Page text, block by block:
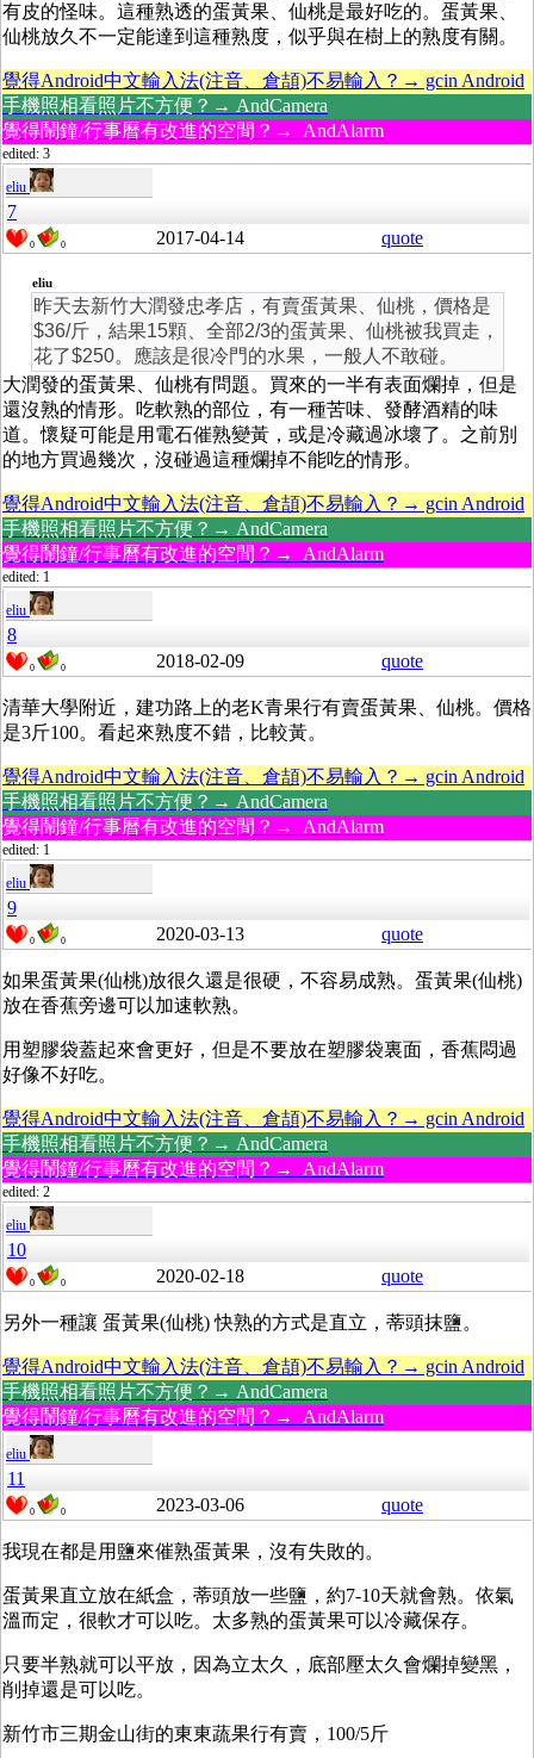
有皮的怪味。這種熟透的蛋黃果、仙桃是最好吃的。蛋黃果、
仙桃放久不一定能達到這種熟度，似乎與在樹上的熟度有關。
覺得Android中文輸入法(注音、倉頡)不易輸入？→ gcin Android
手機照相看照片不方便？→ AndCamera
覺得鬧鐘/行事曆有改進的空間？→ AndAlarm
edited: 3
eliu
7
0 0 2017-04-14 quote
eliu
昨天去新竹大潤發忠孝店，有賣蛋黃果、仙桃，價格是
$36/斤，結果15顆、全部2/3的蛋黃果、仙桃被我買走，
花了$250。應該是很冷門的水果，一般人不敢碰。
大潤發的蛋黃果、仙桃有問題。買來的一半有表面爛掉，但是
還沒熟的情形。吃軟熟的部位，有一種苦味、發酵酒精的味
道。懷疑可能是用電石催熟變黃，或是冷藏過冰壞了。之前別
的地方買過幾次，沒碰過這種爛掉不能吃的情形。
覺得Android中文輸入法(注音、倉頡)不易輸入？→ gcin Android
手機照相看照片不方便？→ AndCamera
覺得鬧鐘/行事曆有改進的空間？→ AndAlarm
edited: 1
eliu
8
0 0 2018-02-09 quote
清華大學附近，建功路上的老K青果行有賣蛋黃果、仙桃。價格
是3斤100。看起來熟度不錯，比較黃。
覺得Android中文輸入法(注音、倉頡)不易輸入？→ gcin Android
手機照相看照片不方便？→ AndCamera
覺得鬧鐘/行事曆有改進的空間？→ AndAlarm
edited: 1
eliu
9
0 0 2020-03-13 quote
如果蛋黃果(仙桃)放很久還是很硬，不容易成熟。蛋黃果(仙桃)
放在香蕉旁邊可以加速軟熟。
用塑膠袋蓋起來會更好，但是不要放在塑膠袋裏面，香蕉悶過
好像不好吃。
覺得Android中文輸入法(注音、倉頡)不易輸入？→ gcin Android
手機照相看照片不方便？→ AndCamera
覺得鬧鐘/行事曆有改進的空間？→ AndAlarm
edited: 2
eliu
10
0 0 2020-02-18 quote
另外一種讓 蛋黃果(仙桃) 快熟的方式是直立，蒂頭抹鹽。
覺得Android中文輸入法(注音、倉頡)不易輸入？→ gcin Android
手機照相看照片不方便？→ AndCamera
覺得鬧鐘/行事曆有改進的空間？→ AndAlarm
eliu
11
0 0 2023-03-06 quote
我現在都是用鹽來催熟蛋黃果，沒有失敗的。
蛋黃果直立放在紙盒，蒂頭放一些鹽，約7-10天就會熟。依氣
溫而定，很軟才可以吃。太多熟的蛋黃果可以冷藏保存。
只要半熟就可以平放，因為立太久，底部壓太久會爛掉變黑，
削掉還是可以吃。
新竹市三期金山街的東東蔬果行有賣，100/5斤